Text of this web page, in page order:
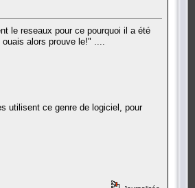
le reseaux pour ce pourquoi il a été
alors prouve le!" ....
utilisent ce genre de logiciel, pour